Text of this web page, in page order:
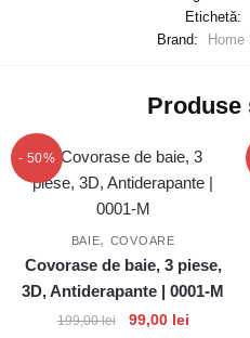
Etichetă:
Brand:
Home
Produse
- 50%
BAIE, COVOARE
Covorase de baie, 3 piese,
3D, Antiderapante | 0001-M
199,00lei
Prețul
99,00 leiPrețul